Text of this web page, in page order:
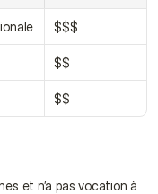
$$$
$$
$$
et n’a pas vocation à